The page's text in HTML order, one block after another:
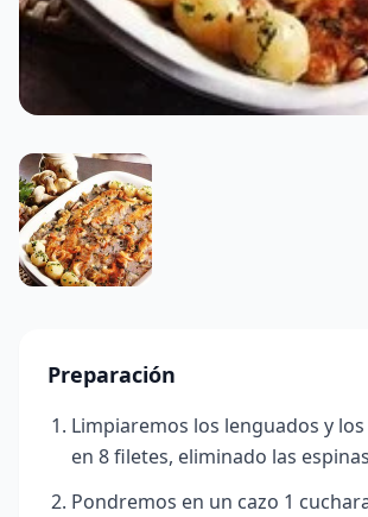
Preparación
Limpiaremos los lenguados y
en 8 filetes, eliminado las
Pondremos en un cazo 1